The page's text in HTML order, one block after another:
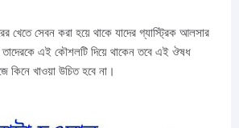
খেতে সেবন করা হয়ে থাকে যাদের গ্যাস্ট্রিক আলসার
তাদেরকে এই কৌশলটি দিয়ে থাকেন তবে এই ঔষধ
কিনে খাওয়া উচিত হবে না।